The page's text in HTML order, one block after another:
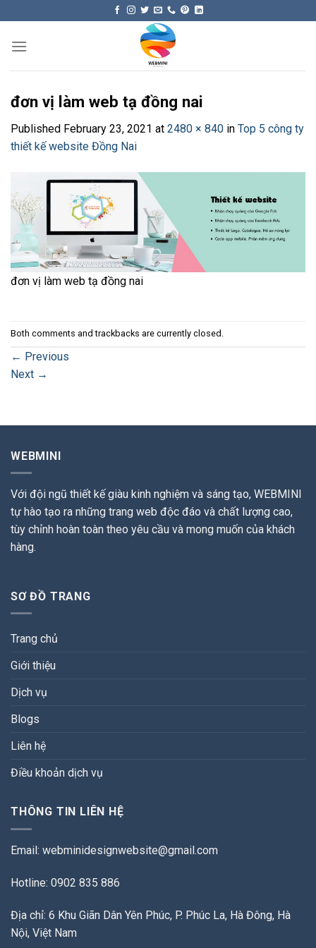
content
đơn vị làm web tạ đồng nai
Published February 23, 2021 at 2480 × 840 in Top 5 công ty
thiết kế website Đồng Nai
đơn vị làm web tạ đồng nai
Both comments and trackbacks are currently closed.
← Previous
Next →
WEBMINI
Với đội ngũ thiết kế giàu kinh nghiệm và sáng tạo, WEBMINI
tự hào tạo ra những trang web độc đáo và chất lượng cao,
tùy chỉnh hoàn toàn theo yêu cầu và mong muốn của khách
hàng.
SƠ ĐỒ TRANG
Trang chủ
Giới thiệu
Dịch vụ
Blogs
Liên hệ
Điều khoản dịch vụ
THÔNG TIN LIÊN HỆ
Email: webminidesignwebsite@gmail.com
Hotline: 0902 835 886
Địa chỉ: 6 Khu Giãn Dân Yên Phúc, P. Phúc La, Hà Đông, Hà
Nội, Việt Nam